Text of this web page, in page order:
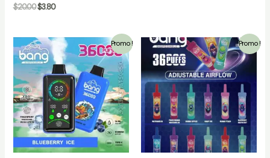
$20.00$3.80
Promo ! Promo !